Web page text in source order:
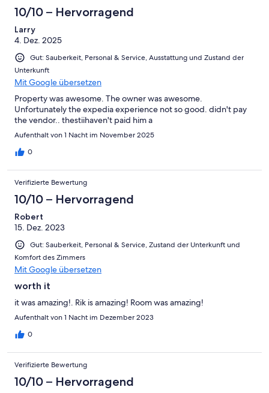
10/10 – Hervorragend
Larry
4. Dez. 2025
Gut: Sauberkeit, Personal & Service, Ausstattung und Zustand der
Unterkunft
Mit Google übersetzen
Property was awesome. The owner was awesome.
Unfortunately the expedia experience not so good. didn't pay
the vendor.. thestiihaven't paid him a
Aufenthalt von 1 Nacht im November 2025
0
Verifizierte Bewertung
10/10 – Hervorragend
Robert
15. Dez. 2023
Gut: Sauberkeit, Personal & Service, Zustand der Unterkunft und
Komfort des Zimmers
Mit Google übersetzen
worth it
it was amazing!. Rik is amazing! Room was amazing!
Aufenthalt von 1 Nacht im Dezember 2023
0
Verifizierte Bewertung
10/10 – Hervorragend